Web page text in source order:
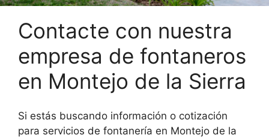
Contacte con nuestra
empresa de fontaneros
en Montejo de la Sierra
Si estás buscando información o cotización
para servicios de fontanería en Montejo de la